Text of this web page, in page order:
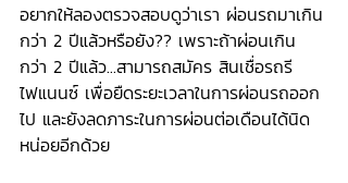
อยากให้ลองตรวจสอบดูว่าเรา ผ่อนรถมาเกิน
กว่า 2 ปีแล้วหรือยัง?? เพราะถ้าผ่อนเกิน
กว่า 2 ปีแล้ว...สามารถสมัคร สินเชื่อรถรี
ไฟแนนซ์ เพื่อยืดระยะเวลาในการผ่อนรถออก
ไป และยังลดภาระในการผ่อนต่อเดือนได้นิด
หน่อยอีกด้วย